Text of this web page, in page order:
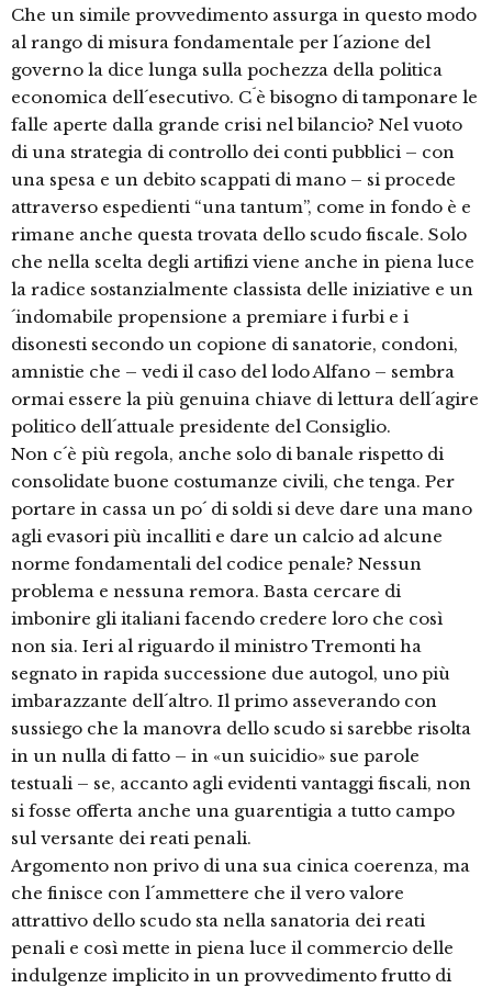
Che un simile provvedimento assurga in questo modo
al rango di misura fondamentale per l´azione del
governo la dice lunga sulla pochezza della politica
economica dell´esecutivo. C´è bisogno di tamponare le
falle aperte dalla grande crisi nel bilancio? Nel vuoto
di una strategia di controllo dei conti pubblici – con
una spesa e un debito scappati di mano – si procede
attraverso espedienti “una tantum”, come in fondo è e
rimane anche questa trovata dello scudo fiscale. Solo
che nella scelta degli artifizi viene anche in piena luce
la radice sostanzialmente classista delle iniziative e un
´indomabile propensione a premiare i furbi e i
disonesti secondo un copione di sanatorie, condoni,
amnistie che – vedi il caso del lodo Alfano – sembra
ormai essere la più genuina chiave di lettura dell´agire
politico dell´attuale presidente del Consiglio.
Non c´è più regola, anche solo di banale rispetto di
consolidate buone costumanze civili, che tenga. Per
portare in cassa un po´ di soldi si deve dare una mano
agli evasori più incalliti e dare un calcio ad alcune
norme fondamentali del codice penale? Nessun
problema e nessuna remora. Basta cercare di
imbonire gli italiani facendo credere loro che così
non sia. Ieri al riguardo il ministro Tremonti ha
segnato in rapida successione due autogol, uno più
imbarazzante dell´altro. Il primo asseverando con
sussiego che la manovra dello scudo si sarebbe risolta
in un nulla di fatto – in «un suicidio» sue parole
testuali – se, accanto agli evidenti vantaggi fiscali, non
si fosse offerta anche una guarentigia a tutto campo
sul versante dei reati penali.
Argomento non privo di una sua cinica coerenza, ma
che finisce con l´ammettere che il vero valore
attrattivo dello scudo sta nella sanatoria dei reati
penali e così mette in piena luce il commercio delle
indulgenze implicito in un provvedimento frutto di